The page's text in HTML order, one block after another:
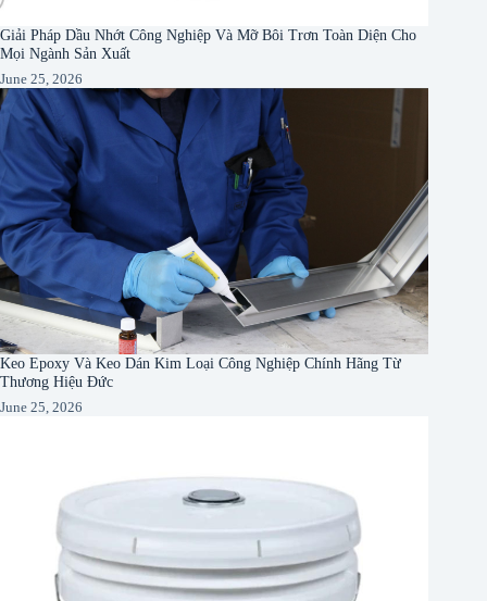
Giải Pháp Dầu Nhớt Công Nghiệp Và Mỡ Bôi Trơn Toàn Diện Cho
Mọi Ngành Sản Xuất
June 25, 2026
Keo Epoxy Và Keo Dán Kim Loại Công Nghiệp Chính Hãng Từ
Thương Hiệu Đức
June 25, 2026